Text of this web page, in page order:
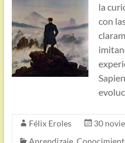
la
con
Félix Eroles
30
Aprendizaje,